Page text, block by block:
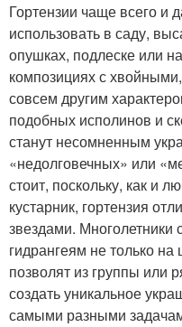
Гортензии чаще всего и
использовать в саду,
опушках, подлеске или
композициях с
совсем другим
подобных исполинов и
станут несомненным
«недолговечных» или
стоит, поскольку, как и
кустарник, гортензия
звездами.
гидрангеям не только на
позволят из группы или
создать уникальное
самыми разными